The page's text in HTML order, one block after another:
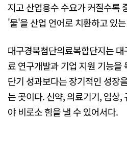
지고 산업용수 수요가 커질수록
'물'을 산업 언어로 치환하고 있
대구경북첨단의료복합단지는
료 연구개발과 기업 지원 기능을
단기 성과보다는 장기적인 성장
는 곳이다. 신약, 의료기기, 임상,
야 비로소 힘을 낼 수 있어서다.